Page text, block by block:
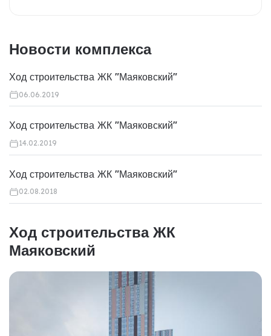
Новости комплекса
Ход строительства ЖК "Маяковский"
06.06.2019
Ход строительства ЖК "Маяковский"
14.02.2019
Ход строительства ЖК "Маяковский"
02.08.2018
Ход строительства ЖК
Маяковский